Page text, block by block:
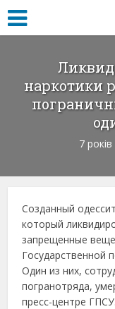
наркотики
7
Созданный
который
запрещенные
Государственной
Один из них,
погранотряда,
пресс-центре ГПСУ.